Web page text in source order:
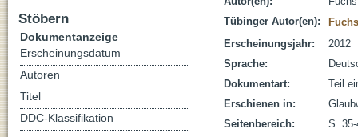
Tübinger Autor(en):
Erscheinungsjahr:
2012
Sprache:
Dokumentart:
Teil
Erschienen in:
Seitenbereich:
S. 35-
Stöbern
Dokumentanzeige
Erscheinungsdatum
Autoren
Titel
DDC-Klassifikation